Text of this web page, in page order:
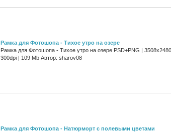
Рамка для Фотошопа - Тихое утро на озере
Рамка для Фотошопа - Тихое утро на озере PSD+PNG |
300dpi | 109 Mb Автор: sharov08
Рамка для Фотошопа - Натюрморт с полевыми цветами